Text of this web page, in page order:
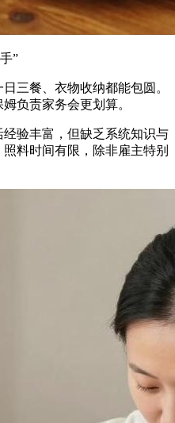
”
三餐、衣物收纳都能包圆。
负责家务会更划算。
验丰富，但缺乏系统知识与
料时间有限，除非雇主特别